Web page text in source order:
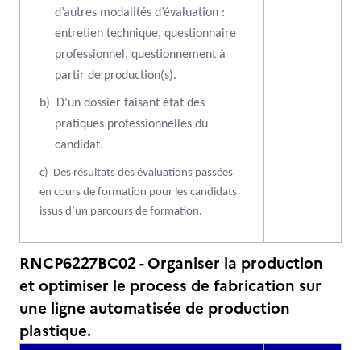
d’autres modalités d’évaluation :
entretien technique, questionnaire
professionnel, questionnement à
partir de production(s).
b)
D’un dossier faisant état des
pratiques professionnelles du
candidat.
c) Des résultats des évaluations passées
en cours de formation pour les candidats
issus d’un parcours de formation.
RNCP6227BC02 - Organiser la production
et optimiser le process de fabrication sur
une ligne automatisée de production
plastique.